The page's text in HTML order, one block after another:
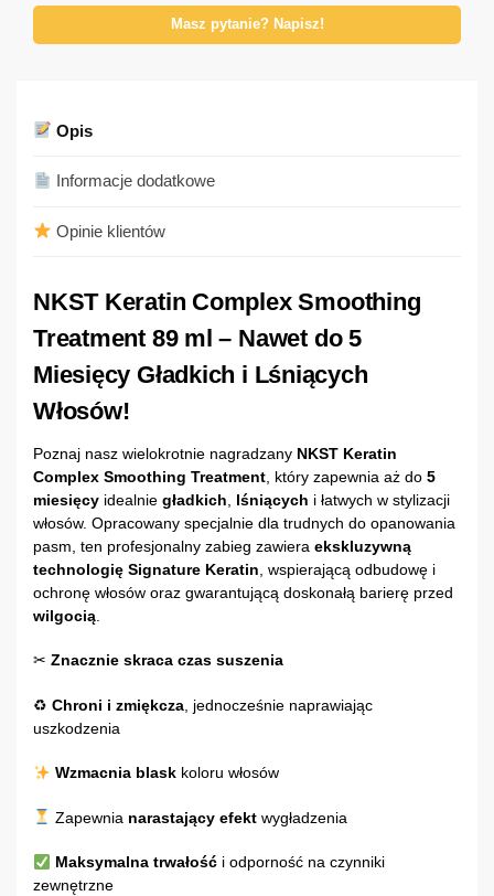
Masz pytanie? Napisz!
Opis
Informacje dodatkowe
Opinie klientów
NKST Keratin Complex Smoothing
Treatment 89 ml – Nawet do 5
Miesięcy Gładkich i Lśniących
Włosów!
Poznaj nasz wielokrotnie nagradzany NKST Keratin
Complex Smoothing Treatment , który zapewnia aż do 5
miesięcy idealnie gładkich lśniących i łatwych w stylizacji
włosów. Opracowany specjalnie dla trudnych do opanowania
pasm, ten profesjonalny zabieg zawiera ekskluzywną
technologię Signature Keratin , wspierającą odbudowę i
ochronę włosów oraz gwarantującą doskonałą barierę przed
wilgocią
✂ Znacznie skraca czas suszenia
♻ Chroni i zmiękcza , jednocześnie naprawiając
uszkodzenia
Wzmacnia blaskkoloru włosów
Zapewnia narastający efektwygładzenia
Maksymalna trwałośći odporność na czynniki
zewnętrzne